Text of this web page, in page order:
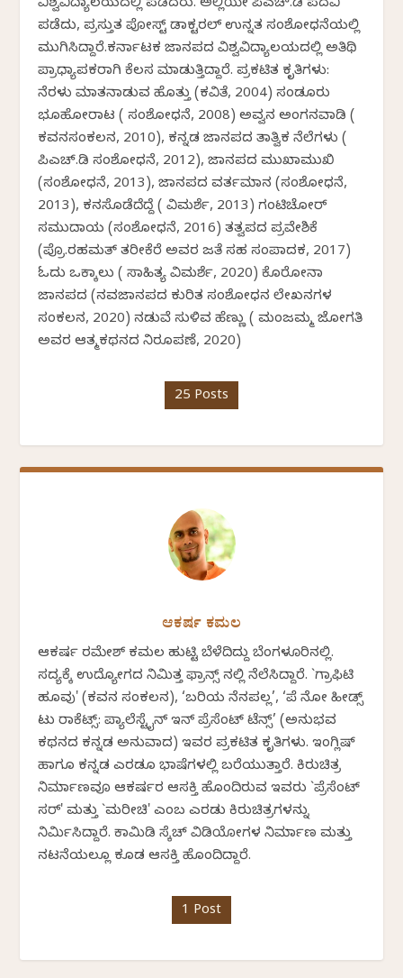
ವಿಶ್ವವಿದ್ಯಾಲಯದಲ್ಲಿ ಪಡೆದರು. ಅಲ್ಲಿಯೇ ಪಿಎಚ್.ಡಿ ಪದವಿ
ಪಡೆದು, ಪ್ರಸ್ತುತ ಪೋಸ್ಟ್ ಡಾಕ್ಟರಲ್ ಉನ್ನತ ಸಂಶೋಧನೆಯಲ್ಲಿ
ಮುಗಿಸಿದ್ದಾರೆ.ಕರ್ನಾಟಕ ಜಾನಪದ ವಿಶ್ವವಿದ್ಯಾಲಯದಲ್ಲಿ ಅತಿಥಿ
ಪ್ರಾಧ್ಯಾಪಕರಾಗಿ ಕೆಲಸ ಮಾಡುತ್ತಿದ್ದಾರೆ. ಪ್ರಕಟಿತ ಕೃತಿಗಳು:
ನೆರಳು ಮಾತನಾಡುವ ಹೊತ್ತು (ಕವಿತೆ, 2004) ಸಂಡೂರು
ಭೂಹೋರಾಟ ( ಸಂಶೋಧನೆ, 2008) ಅವ್ವನ ಅಂಗನವಾಡಿ (
ಕವನಸಂಕಲನ, 2010), ಕನ್ನಡ ಜಾನಪದ ತಾತ್ವಿಕ ನೆಲೆಗಳು (
ಪಿಎಚ್.ಡಿ ಸಂಶೋಧನೆ, 2012), ಜಾನಪದ ಮುಖಾಮುಖಿ
(ಸಂಶೋಧನೆ, 2013), ಜಾನಪದ ವರ್ತಮಾನ (ಸಂಶೋಧನೆ,
2013), ಕನಸೊಡೆದೆದ್ದೆ ( ವಿಮರ್ಶೆ, 2013) ಗಂಟಿಚೋರ್
ಸಮುದಾಯ (ಸಂಶೋಧನೆ, 2016) ತತ್ವಪದ ಪ್ರವೇಶಿಕೆ
(ಪ್ರೊ.ರಹಮತ್ ತರೀಕೆರೆ ಅವರ ಜತೆ ಸಹ ಸಂಪಾದಕ, 2017)
ಓದು ಒಕ್ಕಾಲು ( ಸಾಹಿತ್ಯ ವಿಮರ್ಶೆ, 2020) ಕೊರೋನಾ
ಜಾನಪದ (ನವಜಾನಪದ ಕುರಿತ ಸಂಶೋಧನ ಲೇಖನಗಳ
ಸಂಕಲನ, 2020) ನಡುವೆ ಸುಳಿವ ಹೆಣ್ಣು ( ಮಂಜಮ್ಮ ಜೋಗತಿ
ಅವರ ಆತ್ಮಕಥನದ ನಿರೂಪಣೆ, 2020)
25 Posts
ಆಕರ್ಷ ಕಮಲ
ಆಕರ್ಷ ರಮೇಶ್ ಕಮಲ ಹುಟ್ಟಿ ಬೆಳೆದಿದ್ದು ಬೆಂಗಳೂರಿನಲ್ಲಿ.
ಸದ್ಯಕ್ಕೆ ಉದ್ಯೋಗದ ನಿಮಿತ್ತ ಫ್ರಾನ್ಸ್ ನಲ್ಲಿ ನೆಲೆಸಿದ್ದಾರೆ. `ಗ್ರಾಫಿಟಿ
ಹೂವು' (ಕವನ ಸಂಕಲನ), ‘ಬರಿಯ ನೆನಪಲ್ಲ’, ‘ಪೆ ನೋ ಹೀಡ್ಸ್
ಟು ರಾಕೆಟ್ಸ್: ಪ್ಯಾಲೆಸ್ಟೈನ್ ಇನ್ ಪ್ರೆಸೆಂಟ್ ಟೆನ್ಸ್’ (ಅನುಭವ
ಕಥನದ ಕನ್ನಡ ಅನುವಾದ) ಇವರ ಪ್ರಕಟಿತ ಕೃತಿಗಳು. ಇಂಗ್ಲಿಷ್‌
ಹಾಗೂ ಕನ್ನಡ ಎರಡೂ ಭಾಷೆಗಳಲ್ಲಿ ಬರೆಯುತ್ತಾರೆ. ಕಿರುಚಿತ್ರ
ನಿರ್ಮಾಣವೂ ಆಕರ್ಷರ ಆಸಕ್ತಿ ಹೊಂದಿರುವ ಇವರು `ಪ್ರೆಸೆಂಟ್
ಸರ್' ಮತ್ತು `ಮರೀಚಿ' ಎಂಬ ಎರಡು ಕಿರುಚಿತ್ರಗಳನ್ನು
ನಿರ್ಮಿಸಿದ್ದಾರೆ. ಕಾಮಿಡಿ ಸ್ಕೆಚ್ ವಿಡಿಯೋಗಳ ನಿರ್ಮಾಣ ಮತ್ತು
ನಟನೆಯಲ್ಲೂ ಕೂಡ ಆಸಕ್ತಿ ಹೊಂದಿದ್ದಾರೆ.
1 Post